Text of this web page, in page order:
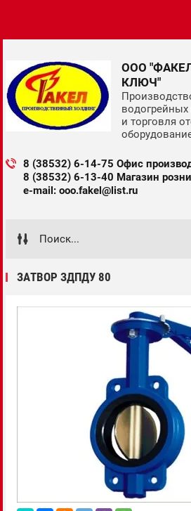
ООО
КЛЮЧ"
и торговля
8 (38532) 6-14-75 Офис
8 (38532) 6-13-40 Магазин
e-mail: ooo.fakel@list.ru
ЗАТВОР ЗДПДУ 80